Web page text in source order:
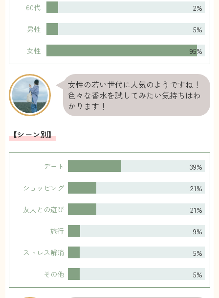
2%
60代
5%
男性
95%
女性
女性の若い世代に人気のようですね！
色々な香水を試してみたい気持ちはわ
かります！
【シーン別】
39%
デート
21%
ショッピング
21%
友人との遊び
9%
旅行
5%
ストレス解消
5%
その他